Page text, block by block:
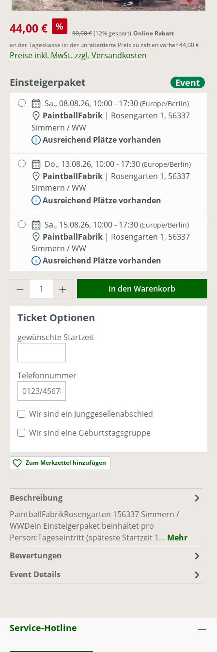
Verkaufspreis:
44,00 € %
Regulärer Preis:
50,00 €(12% gespart) Online Rabatt
an der Tageskasse ist der unrabattierte Preis zu zahlenvorher 44,00 €
Preise inkl. MwSt. zzgl. Versandkosten
Einsteigerpaket Event
Sa., 08.08.26, 10:00 - 17:30(Europe/Berlin)
PaintballFabrik | Rosengarten 1, 56337
Simmern / WW
Ausreichend Plätze vorhanden
Do., 13.08.26, 10:00 - 17:30(Europe/Berlin)
PaintballFabrik | Rosengarten 1, 56337
Simmern / WW
Ausreichend Plätze vorhanden
Sa., 15.08.26, 10:00 - 17:30(Europe/Berlin)
PaintballFabrik | Rosengarten 1, 56337
Simmern / WW
Ausreichend Plätze vorhanden
Sa., 22.08.26, 10:00 - 17:30(Europe/Berlin)
PaintballFabrik|Rosengarten 1, 56337
Simmern / WW
Nur noch einzelne Plätze vorhanden -
jetzt buchen!
Simmern / WW
Ausreichend Plätze vorhanden
Sa., 05.09.26, 10:00 - 17:00 (Europe/Berlin)
PaintballFabrik|Rosengarten 1, 56337
Ausreichend Plätze vorhanden
PaintballFabrik|Rosengarten 1, 56337
Simmern / WW
Ausreichend Plätze vorhanden
Sa., 12.09.26, 10:00 - 17:00(Europe/Berlin)
Simmern / WW
Ausreichend Plätze vorhanden
Simmern / WW
Produkt Anzahl: Gib den gewünschten
In den Warenkorb
Ticket Optionen
gewünschte Startzeit
Telefonnummer
Wir sind ein Junggesellenabschied
Wir sind eine Geburtstagsgruppe
Zum Merkzettel hinzufügen
Beschreibung
PaintballFabrikRosengarten 156337 Simmern /
WWDein Einsteigerpaket beinhaltet pro
Person:Tageseintritt (späteste Startzeit 1… Mehr
Bewertungen
Event Details
Service-Hotline